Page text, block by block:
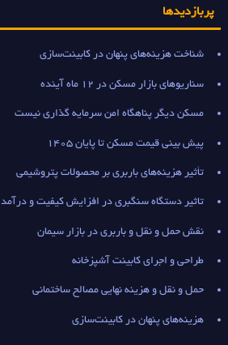
پربازدیدها
شناخت هزینه‌های پنهان در کابینت‌سازی
سناریوهای بازار مسکن در 12 ماه آینده
مسکن دیگر پناهگاه امن سرمایه گذاری نیست
پیش بینی قیمت مسکن تا پایان 1405
تأثیر هزینه‌های باربری بر محصولات پتروشیمی
تاثیر دستگاه سنگبری در افزایش کیفیت و درآمد
نقش حمل و نقل و باربری در بازار سیمان
طراحی و اجرای کابینت آشپزخانه
حمل و نقل و هزینه نهایی مصالح ساختمانی
هزینه‌های پنهان در کابینت‌سازی